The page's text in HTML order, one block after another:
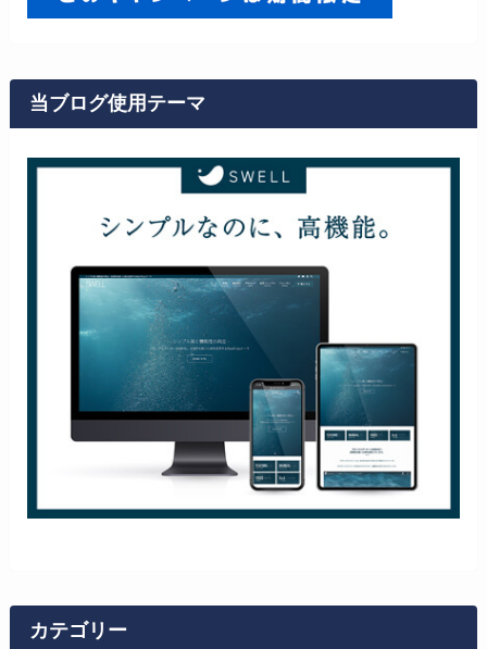
当ブログ使用テーマ
カテゴリー